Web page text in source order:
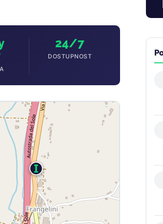
24/7
DOSTUPNOST